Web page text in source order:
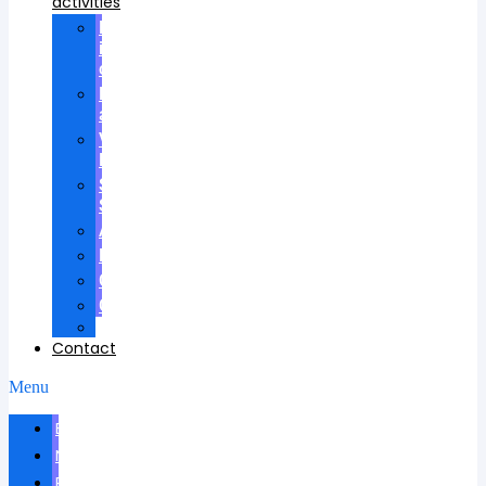
Participation
in
councils
Research
advisees
Visiting
Lectures
Scientific
School
Awards
Patents
Certificates
Contracts
Contact
Menu
Biography
News